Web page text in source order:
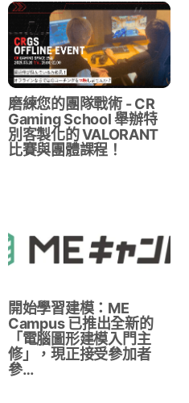
磨練您的團隊戰術 - CR
Gaming School 舉辦特
別客製化的 VALORANT
比賽與團體課程！
開始學習建模：ME
Campus 已推出全新的
「電腦圖形建模入門主
修」，現正接受參加者
參…